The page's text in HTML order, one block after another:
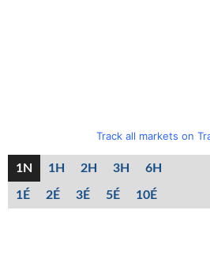
Track all markets on
1N 1H 2H 3H 6H
1É 2É 3É 5É 10É